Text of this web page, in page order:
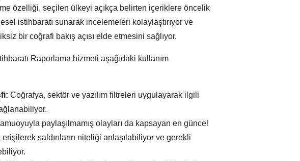
özelliği, seçilen ülkeyi açıkça belirten içeriklere öncelik
istihbaratı sunarak incelemeleri kolaylaştırıyor ve
bir coğrafi bakış açısı elde etmesini sağlıyor.
Raporlama hizmeti aşağıdaki kullanım
Coğrafya, sektör ve yazılım filtreleri uygulayarak ilgili
paylaşılmamış olayları da kapsayan en güncel
saldırıların niteliği anlaşılabiliyor ve gerekli